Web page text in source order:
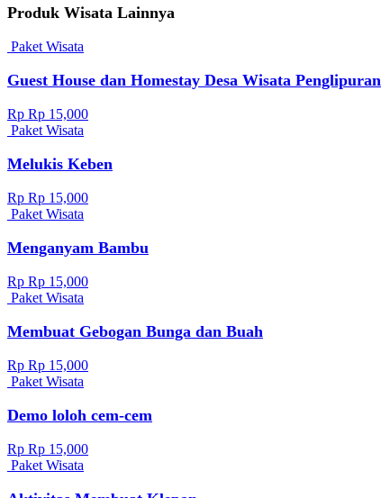
Produk Wisata Lainnya
Paket Wisata
Guest House dan Homestay Desa Wisata Penglipuran
Rp Rp 15,000
Paket Wisata
Melukis Keben
Rp Rp 15,000
Paket Wisata
Menganyam Bambu
Rp Rp 15,000
Paket Wisata
Membuat Gebogan Bunga dan Buah
Rp Rp 15,000
Paket Wisata
Demo loloh cem-cem
Rp Rp 15,000
Paket Wisata